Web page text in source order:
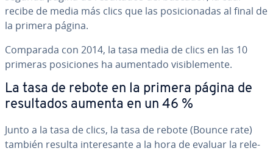
recibe de media más clics que las po­si­cio­na­das al final de
la primera página.
Comparada con 2014, la tasa media de clics en las 10
primeras po­si­cio­nes ha aumentado vi­si­ble­me­n­te.
La tasa de rebote en la primera página de
re­su­l­ta­dos aumenta en un 46 %
Junto a la tasa de clics, la tasa de rebote (Bounce rate)
también resulta in­te­re­sa­n­te a la hora de evaluar la re­le­